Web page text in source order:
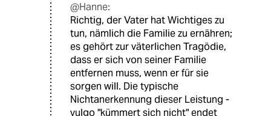
@Hanne:
Richtig, der Vater hat Wichtiges zu
tun, nämlich die Familie zu ernähren;
es gehört zur väterlichen Tragödie,
dass er sich von seiner Familie
entfernen muss, wenn er für sie
sorgen will. Die typische
Nichtanerkennung dieser Leistung -
vulgo "kümmert sich nicht" endet